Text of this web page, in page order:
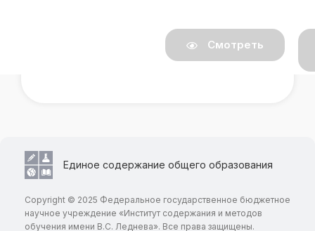
Смотреть
Единое содержание общего образования
Copyright © 2025 Федеральное государственное бюджетное
научное учреждение «Институт содержания и методов
обучения имени В.С. Леднева». Все права защищены.